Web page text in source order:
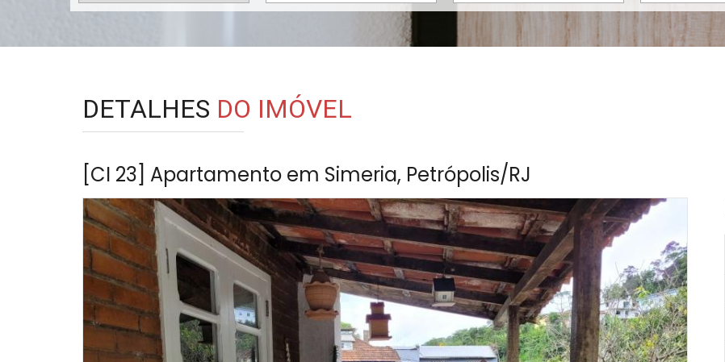
DETALHES DO IMÓVEL
[CI 23] Apartamento em Simeria, Petrópolis/RJ